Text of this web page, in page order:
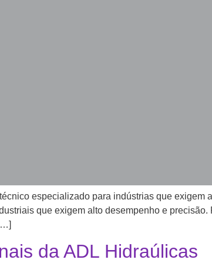
especializado para indústrias que exigem
que exigem alto desempenho e precisão.
da ADL Hidraúlicas